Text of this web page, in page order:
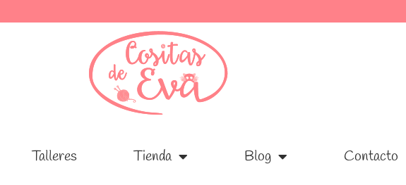
Talleres Tienda Blog Contacto
Talleres Tienda Blog Contacto